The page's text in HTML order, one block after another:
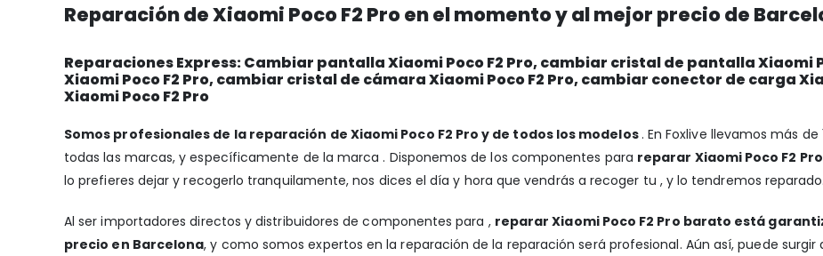
Reparación de Xiaomi Poco F2 Pro en el momento y al mejor precio de
Reparaciones Express: Cambiar pantalla Xiaomi Poco F2 Pro, cambiar cristal de pantalla Xiaomi
Xiaomi Poco F2 Pro, cambiar cristal de cámara Xiaomi Poco F2 Pro, cambiar conector de carga
Xiaomi Poco F2 Pro
Somos profesionales de la reparación de Xiaomi Poco F2 Pro y de todos los modelos. En Foxlive llevamos más
todas las marcas, y específicamente de la marca . Disponemos de los componentes para reparar Xiaomi Poco F2
lo prefieres dejar y recogerlo tranquilamente, nos dices el día y hora que vendrás a recoger tu , y lo tendremos
Al ser importadores directos y distribuidores de componentes para , reparar Xiaomi Poco F2 Pro barato está
precio en Barcelona, y como somos expertos en la reparación de la reparación será profesional. Aún así, puede surgir